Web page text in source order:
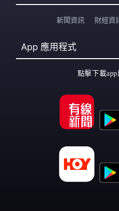
新聞資訊 財經資
App 應用程式
點擊下載